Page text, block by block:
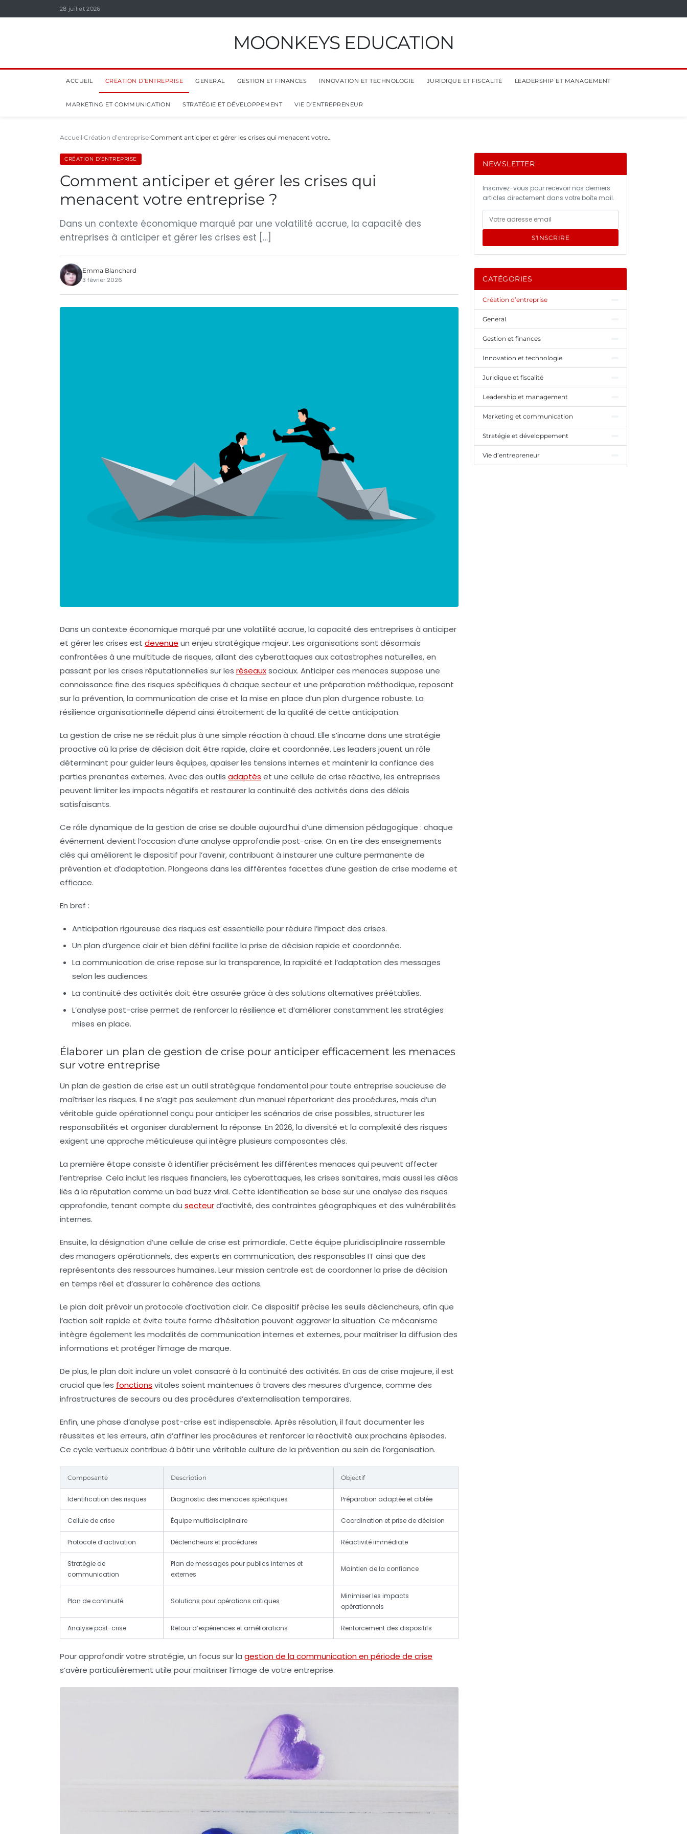
28 juillet 2026
MOONKEYS EDUCATION
ACCUEIL CRÉATION D’ENTREPRISE GENERAL GESTION ET FINANCES INNOVATION ET TECHNOLOGIE JURIDIQUE ET FISCALITÉ LEADERSHIP ET MANAGEMENT
MARKETING ET COMMUNICATION STRATÉGIE ET DÉVELOPPEMENT VIE D’ENTREPRENEUR
Accueil Création d’entreprise Comment anticiper et gérer les crises qui menacent votre…
CRÉATION D’ENTREPRISE
Comment anticiper et gérer les crises qui
menacent votre entreprise ?
Dans un contexte économique marqué par une volatilité accrue, la capacité des
entreprises à anticiper et gérer les crises est […]
Emma Blanchard
3 février 2026
Dans un contexte économique marqué par une volatilité accrue, la capacité des entreprises à anticiper
et gérer les crises est devenue un enjeu stratégique majeur. Les organisations sont désormais
confrontées à une multitude de risques, allant des cyberattaques aux catastrophes naturelles, en
passant par les crises réputationnelles sur les réseauxsociaux. Anticiper ces menaces suppose une
connaissance fine des risques spécifiques à chaque secteur et une préparation méthodique, reposant
sur la prévention, la communication de crise et la mise en place d’un plan d’urgence robuste. La
résilience organisationnelle dépend ainsi étroitement de la qualité de cette anticipation.
La gestion de crise ne se réduit plus à une simple réaction à chaud. Elle s’incarne dans une stratégie
proactive où la prise de décision doit être rapide, claire et coordonnée. Les leaders jouent un rôle
déterminant pour guider leurs équipes, apaiser les tensions internes et maintenir la confiance des
parties prenantes externes. Avec des outils adaptés et une cellule de crise réactive, les entreprises
peuvent limiter les impacts négatifs et restaurer la continuité des activités dans des délais
satisfaisants.
Ce rôle dynamique de la gestion de crise se double aujourd’hui d’une dimension pédagogique : chaque
événement devient l’occasion d’une analyse approfondie post-crise. On en tire des enseignements
clés qui améliorent le dispositif pour l’avenir, contribuant à instaurer une culture permanente de
prévention et d’adaptation. Plongeons dans les différentes facettes d’une gestion de crise moderne et
efficace.
En bref :
Anticipation rigoureuse des risques est essentielle pour réduire l’impact des crises.
Un plan d’urgence clair et bien défini facilite la prise de décision rapide et coordonnée.
La communication de crise repose sur la transparence, la rapidité et l’adaptation des messages
selon les audiences.
La continuité des activités doit être assurée grâce à des solutions alternatives préétablies.
L’analyse post-crise permet de renforcer la résilience et d’améliorer constamment les stratégies
mises en place.
Élaborer un plan de gestion de crise pour anticiper efficacement les menaces
sur votre entreprise
Un plan de gestion de crise est un outil stratégique fondamental pour toute entreprise soucieuse de
maîtriser les risques. Il ne s’agit pas seulement d’un manuel répertoriant des procédures, mais d’un
véritable guide opérationnel conçu pour anticiper les scénarios de crise possibles, structurer les
responsabilités et organiser durablement la réponse. En 2026, la diversité et la complexité des risques
exigent une approche méticuleuse qui intègre plusieurs composantes clés.
La première étape consiste à identifier précisément les différentes menaces qui peuvent affecter
l’entreprise. Cela inclut les risques financiers, les cyberattaques, les crises sanitaires, mais aussi les aléas
liés à la réputation comme un bad buzz viral. Cette identification se base sur une analyse des risques
approfondie, tenant compte du secteurd’activité, des contraintes géographiques et des vulnérabilités
internes.
Ensuite, la désignation d’une cellule de crise est primordiale. Cette équipe pluridisciplinaire rassemble
des managers opérationnels, des experts en communication, des responsables IT ainsi que des
représentants des ressources humaines. Leur mission centrale est de coordonner la prise de décision
en temps réel et d’assurer la cohérence des actions.
Le plan doit prévoir un protocole d’activation clair. Ce dispositif précise les seuils déclencheurs, afin que
l’action soit rapide et évite toute forme d’hésitation pouvant aggraver la situation. Ce mécanisme
intègre également les modalités de communication internes et externes, pour maîtriser la diffusion des
informations et protéger l’image de marque.
De plus, le plan doit inclure un volet consacré à la continuité des activités. En cas de crise majeure, il est
crucial que les fonctions vitales soient maintenues à travers des mesures d’urgence, comme des
infrastructures de secours ou des procédures d’externalisation temporaires.
Enfin, une phase d’analyse post-crise est indispensable. Après résolution, il faut documenter les
réussites et les erreurs, afin d’affiner les procédures et renforcer la réactivité aux prochains épisodes.
Ce cycle vertueux contribue à bâtir une véritable culture de la prévention au sein de l’organisation.
Composante Description Objectif
Identification des risques Diagnostic des menaces spécifiques Préparation adaptée et ciblée
Cellule de crise Équipe multidisciplinaire Coordination et prise de décision
Protocole d’activation Déclencheurs et procédures Réactivité immédiate
Stratégie de
communication
Plan de messages pour publics internes et
externes
Maintien de la confiance
Plan de continuité Solutions pour opérations critiques
Minimiser les impacts
opérationnels
Analyse post-crise Retour d’expériences et améliorations Renforcement des dispositifs
Pour approfondir votre stratégie, un focus sur la gestion de la communication en période de crise
s’avère particulièrement utile pour maîtriser l’image de votre entreprise.
NEWSLETTER
Inscrivez-vous pour recevoir nos derniers
articles directement dans votre boîte mail.
S'INSCRIRE
CATÉGORIES
Création d’entreprise
General
Gestion et finances
Innovation et technologie
Juridique et fiscalité
Leadership et management
Marketing et communication
Stratégie et développement
Vie d’entrepreneur